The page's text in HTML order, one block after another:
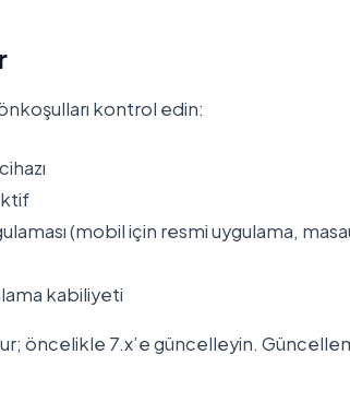
kontrol edin:
(mobil için resmi uygulama,
kabiliyeti
öncelikle 7.x’e güncelleyin.